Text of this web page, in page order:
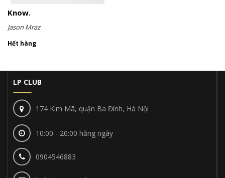
Know.
Jason Mraz
Hết hàng
LP CLUB
174 Kim Mã, quận Ba Đình, Hà Nội
10:00 - 20:00 hằng ngày
0904546883